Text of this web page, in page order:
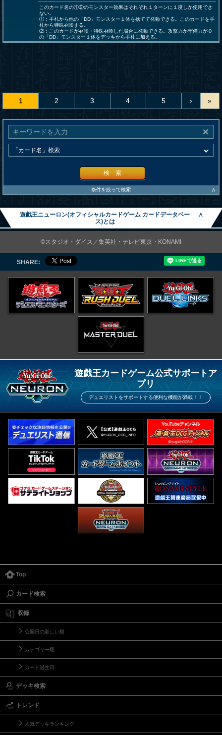
このカード名の①②のモンスター効果はそれぞれ１ターンに１度しか使用でき
ない。
①：手札から他の「DD」モンスター１体を捨てて発動できる。このカードを手
札から特殊召喚する。
②：このカードが召喚・特殊召喚した場合に発動できる。攻撃力か守備力が０
の「DD」モンスター１体をデッキから手札に加える。
1 2 3 4 5 › »
検 索
条件を絞って検索 ∧
遊戯王ニューロン(オフィシャルカードゲーム カードデータベー
ス)とは
∧
©スタジオ・ダイス／集英社・テレビ東京・KONAMI
SHARE:
遊戯王カードゲーム公式サポートア
プリ
デュエリストをサポートする便利な機能が満載！！
Top
カード検索
収録
公開日の新しい順
カテゴリー順
カード誕生日
デッキ検索
トレンド
人気デッキランキング